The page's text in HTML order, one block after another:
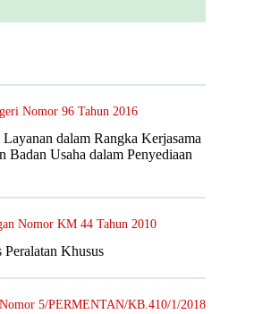
Nomor 96 Tahun 2016
dalam Rangka Kerjasama
Badan Usaha dalam Penyediaan
Nomor KM 44 Tahun 2010
Peralatan Khusus
5/PERMENTAN/KB.410/1/2018